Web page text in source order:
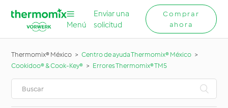
Menú
Enviar una
solicitud
Comprar
ahora
Thermomix® México
Centro de ayuda Thermomix® México
Cookidoo® & Cook-Key®
Errores Thermomix® TM5